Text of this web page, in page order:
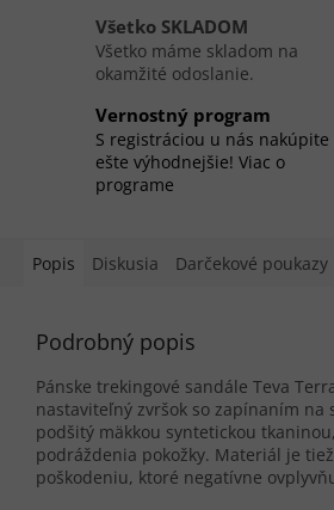
Všetko SKLADOM
Všetko máme skladom na
okamžité odoslanie.
Vernostný program
S registráciou u nás nakúpite
ešte výhodnejšie! Viac o
programe
Popis Diskusia Darčekové poukazy
Podrobný popis
Pánske trekingové sandále Teva
nastaviteľný zvršok so zapínaním na
podšitý mäkkou syntetickou
podráždenia pokožky. Materiál je
poškodeniu, ktoré negatívne